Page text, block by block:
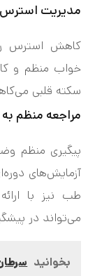
مدیریت
کاهش استرس
خواب منظم و
سکته قلبی
مراجعه منظم
پیگیری منظم
آزمایش‌های
طب نیز با
می‌تواند در
بخوانید